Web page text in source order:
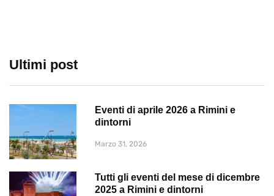
Ultimi post
Eventi di aprile 2026 a Rimini e
dintorni
Marzo 31, 2026
Tutti gli eventi del mese di dicembre
2025 a Rimini e dintorni